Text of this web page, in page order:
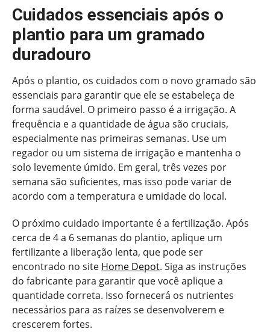
Cuidados essenciais após o
plantio para um gramado
duradouro
Após o plantio, os cuidados com o novo gramado são
essenciais para garantir que ele se estabeleça de
forma saudável. O primeiro passo é a irrigação. A
frequência e a quantidade de água são cruciais,
especialmente nas primeiras semanas. Use um
regador ou um sistema de irrigação e mantenha o
solo levemente úmido. Em geral, três vezes por
semana são suficientes, mas isso pode variar de
acordo com a temperatura e umidade do local.
O próximo cuidado importante é a fertilização. Após
cerca de 4 a 6 semanas do plantio, aplique um
fertilizante a liberação lenta, que pode ser
encontrado no site Home Depot. Siga as instruções
do fabricante para garantir que você aplique a
quantidade correta. Isso fornecerá os nutrientes
necessários para as raízes se desenvolverem e
crescerem fortes.